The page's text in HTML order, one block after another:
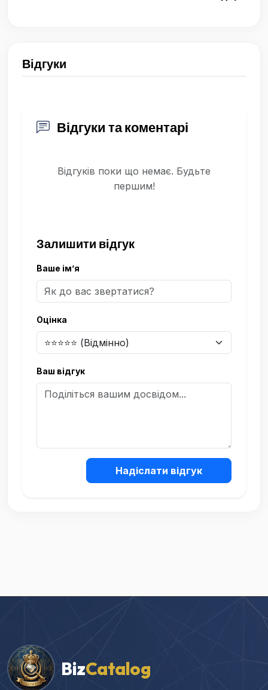
Відгуки
Відгуки та коментарі
Відгуків поки що немає. Будьте
першим!
Залишити відгук
Ваше ім’я
Оцінка
Ваш відгук
Надіслати відгук
BizCatalog